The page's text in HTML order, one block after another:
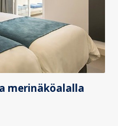
merinäköalalla